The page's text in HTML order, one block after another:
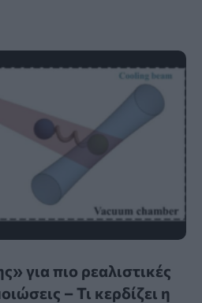
για πιο ρεαλιστικές
– Τι κερδίζει η